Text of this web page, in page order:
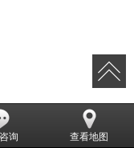
询 查看地图